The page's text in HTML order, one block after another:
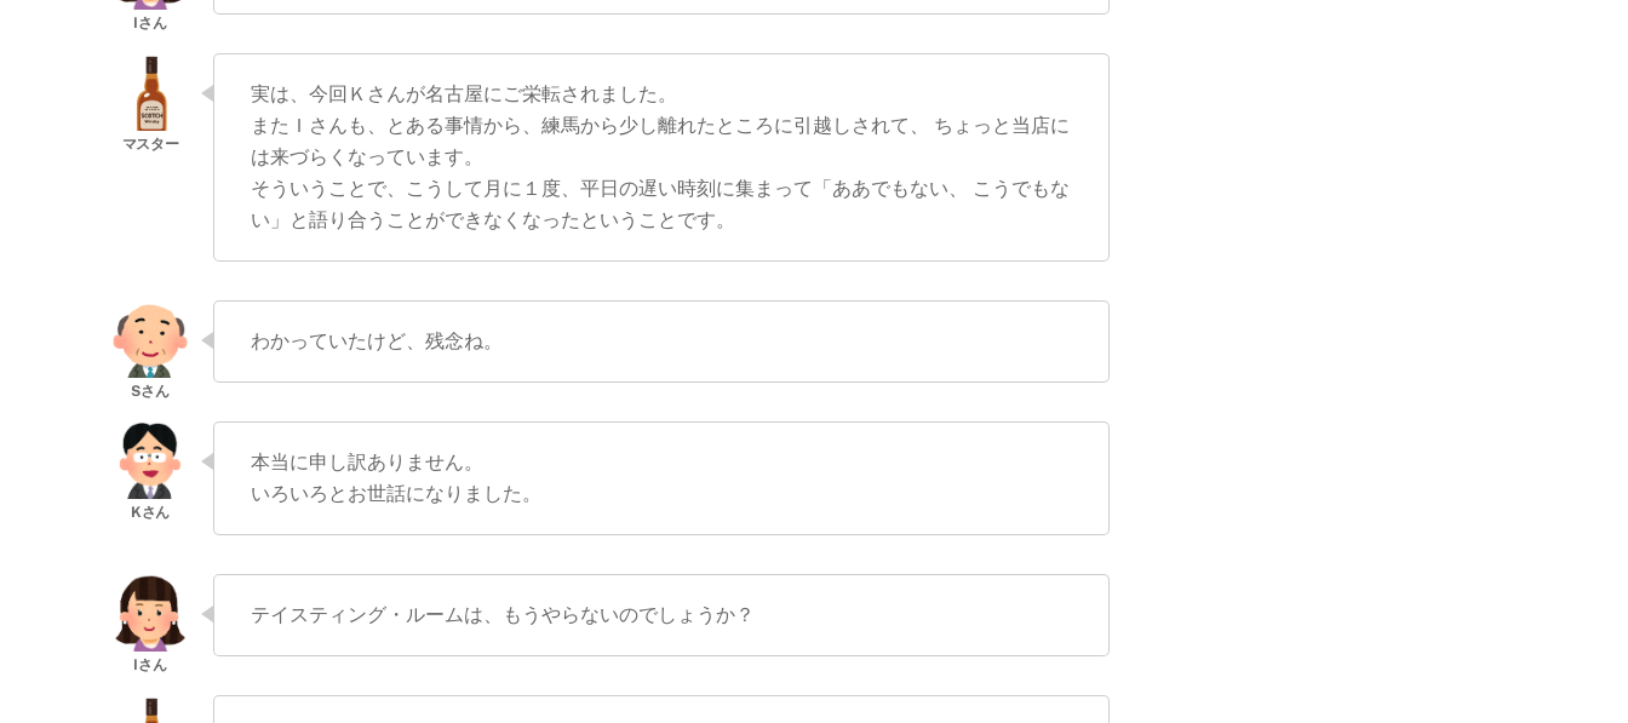
実は、今回Ｋさんが名古屋にご栄転されました。
またＩさんも、とある事情から、練馬から少し離れたところに引越しされて、 ちょっと当店に
は来づらくなっています。
そういうことで、こうして月に１度、平日の遅い時刻に集まって「ああでもない、 こうでもな
い」と語り合うことができなくなったということです。
わかっていたけど、残念ね。
本当に申し訳ありません。
いろいろとお世話になりました。
テイスティング・ルームは、もうやらないのでしょうか？